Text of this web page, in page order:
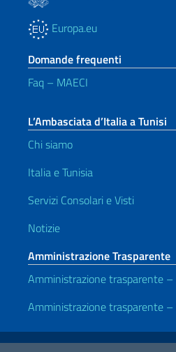
Europa.eu
Domande frequenti
Faq – MAECI
L’Ambasciata d’Italia a Tunisi
Chi siamo
Italia e Tunisia
Servizi Consolari e Visti
Notizie
Amministrazione Trasparente
Amministrazione trasparente
Amministrazione trasparente –
Link Utili